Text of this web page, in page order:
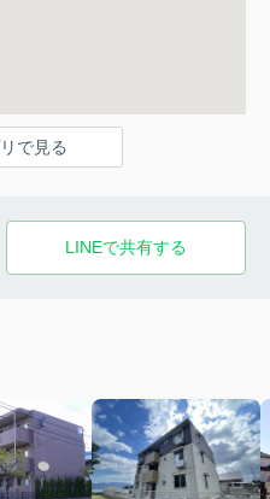
で見る
LINEで共有する